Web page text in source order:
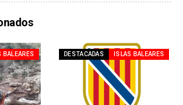
BALEARES DESTACADAS ISLAS BALEARES